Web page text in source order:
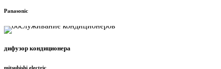
Panasonic
дифузор кондиционера
mitsubishi electric